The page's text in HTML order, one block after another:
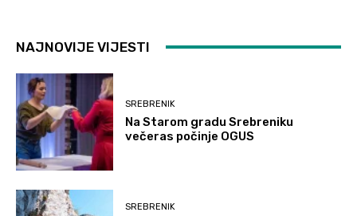
NAJNOVIJE VIJESTI
SREBRENIK
Na Starom gradu Srebreniku
večeras počinje OGUS
SREBRENIK